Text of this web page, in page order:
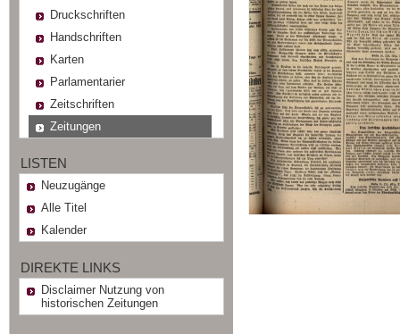
Druckschriften
Handschriften
Karten
Parlamentarier
Zeitschriften
Zeitungen
LISTEN
Neuzugänge
Alle Titel
Kalender
DIREKTE LINKS
Disclaimer Nutzung von
historischen Zeitungen